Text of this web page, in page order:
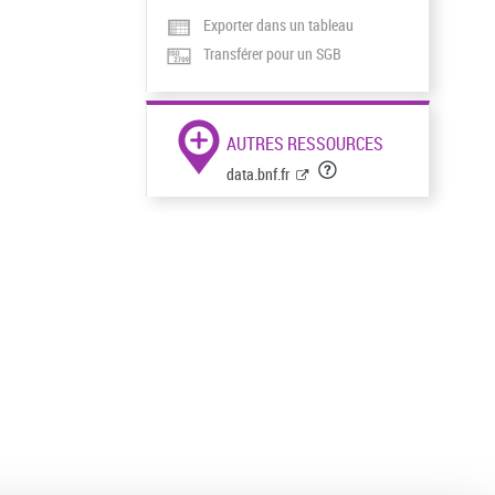
Exporter dans un tableau
Transférer pour un SGB
AUTRES RESSOURCES
data.bnf.fr